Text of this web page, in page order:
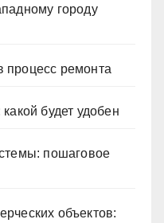
городу
ремонта
будет удобен
пошаговое
объектов: